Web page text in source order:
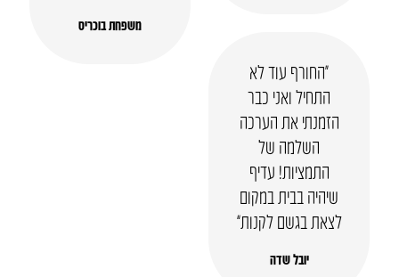
משפחת בוכריס
“החורף עוד לא
התחיל ואני כבר
הזמנתי את הערכה
השלמה של
התמציות! עדיף
שיהיה בבית במקום
לצאת בגשם לקנות”
יובל שדה